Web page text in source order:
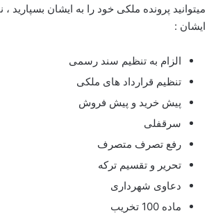
میتوانید پرونده ملکی خود را به ایشان بسپارید ،
ایشان :
الزام به تنظیم سند رسمی
تنظیم قرارداد های ملکی
پیش خرید و پیش فروش
سرقفلی
رفع تصرف متصرف
تحریر و تقسیم ترکه
دعاوی شهرداری
ماده 100 تخریب